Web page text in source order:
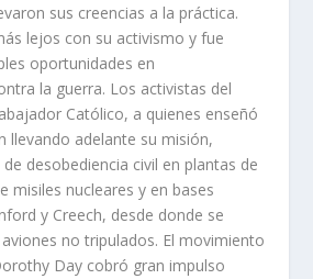
sus creencias a la práctica.
lejos con su activismo y fue
oportunidades en
la guerra. Los activistas del
Católico, a quienes enseñó
llevando adelante su misión,
desobediencia civil en plantas de
misiles nucleares y en bases
y Creech, desde donde se
no tripulados. El movimiento
Day cobró gran impulso